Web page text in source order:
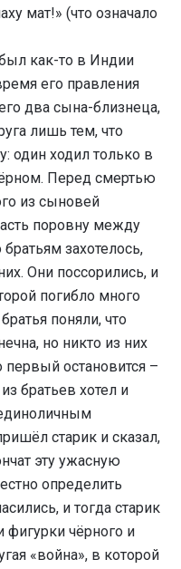
мат!» (что означало
как-то в Индии
его правления
два сына-близнеца,
лишь тем, что
один ходил только в
Перед смертью
из сыновей
поровну между
захотелось,
Они поссорились, и
погибло много
поняли, что
но никто из них
первый остановится –
братьев хотел и
старик и сказал,
эту ужасную
определить
и тогда старик
чёрного и
«война», в которой